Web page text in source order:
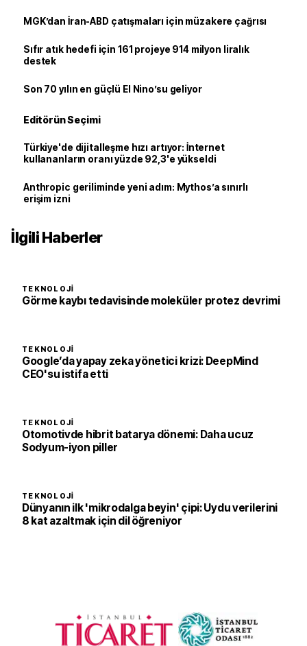
MGK’dan İran-ABD çatışmaları için müzakere çağrısı
Sıfır atık hedefi için 161 projeye 914 milyon liralık
destek
Son 70 yılın en güçlü El Nino’su geliyor
Editörün Seçimi
Türkiye'de dijitalleşme hızı artıyor: İnternet
kullananların oranı yüzde 92,3'e yükseldi
Anthropic geriliminde yeni adım: Mythos’a sınırlı
erişim izni
İlgili Haberler
TEKNOLOJI
Görme kaybı tedavisinde moleküler protez devrimi
TEKNOLOJI
Google’da yapay zeka yönetici krizi: DeepMind
CEO'su istifa etti
TEKNOLOJI
Otomotivde hibrit batarya dönemi: Daha ucuz
Sodyum-iyon piller
TEKNOLOJI
Dünyanın ilk 'mikrodalga beyin' çipi: Uydu verilerini
8 kat azaltmak için dil öğreniyor